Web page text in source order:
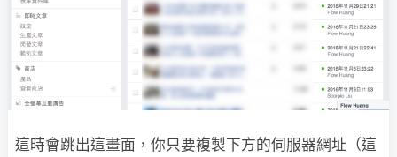
這時會跳出這畫面，你只要複製下方的伺服器網址（這